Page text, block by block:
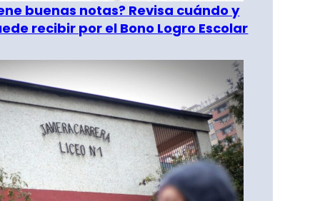
buenas notas? Revisa cuándo y
recibir por el Bono Logro Escolar